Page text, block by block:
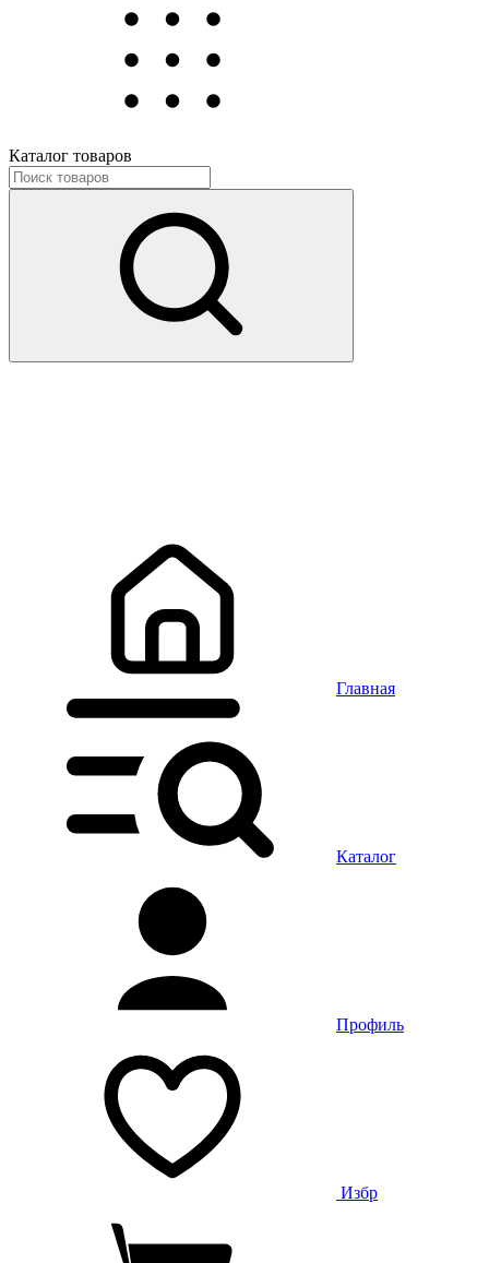
Каталог товаров
Главная
Каталог
Профиль
Избр